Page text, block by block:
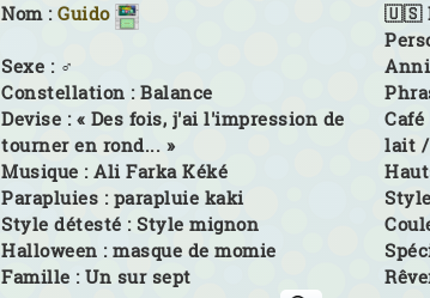
Nom :Guido 🇺🇸
Sexe : ♂
Constellation :Balance
Devise : « Des fois, j'ai l'impression de
tourner en rond... »
Café
lait /
Musique :Ali Farka Kéké
Parapluies : parapluie kaki
Style détesté : Style mignon
Halloween :masque de momie
Famille :Un sur sept